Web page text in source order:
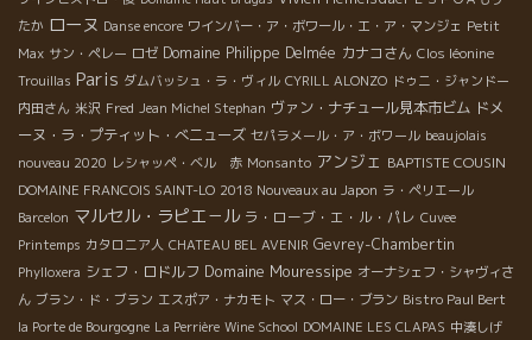
たか ローヌ Danse encore ワインバー・ア・ボワール・エ・ア・マンジェ Petit
Max サン・ペレー ロゼ Domaine Philippe Delmée カナコさん Clos léonine
Trouillas Paris ダムバッシュ・ラ・ヴィル CYRILL ALONZO ドゥニ・ジャンドー
内田さん 米沢 Fred Jean Michel Stephan ヴァン・ナチュール見本市ビム ドメ
ーヌ・ラ・プティット・べニューズ セパラメール・ア・ボワール beaujolais
nouveau 2020 レシャッペ・ベル 赤 Monsanto アンジェ BAPTISTE COUSIN
DOMAINE FRANCOIS SAINT-LO 2018 Nouveaux au Japon ラ・ペリエール
Barcelon マルセル・ラピエ－ル ラ・ローブ・エ・ル・パレ Cuvee
Printemps カタロニア人 CHATEAU BEL AVENIR Gevrey-Chambertin
Phylloxera シェフ・ロドルフ Domaine Mouressipe オーナシェフ・シャヴィさ
ん ブラン・ド・ブラン エスポア・ナカモト マス・ロー・ブラン Bistro Paul Bert
la Porte de Bourgogne La Perrière Wine School DOMAINE LES CLAPAS 中湊しげ